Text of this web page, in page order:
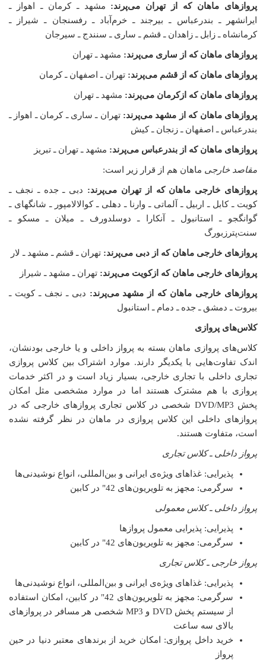
پروازهای ماهان که از تهران می‌پرند: مشهد ـ کرمان ـ اهواز ـ
ایرانشهر ـ بندرعباس ـ بیرجند ـ خرم‌آباد ـ رفسنجان ـ شیراز ـ
کرمانشاه ـ زابل ـ زاهدان ـ قشم ـ ساری ـ سنندج ـ سیرجان
پروازهای ماهان که از ساری می‌پرند: مشهد ـ تهران
پروازهای ماهان که از قشم می‌پرند: تهران ـ اصفهان ـ کرمان
پروازهای ماهان که ازکرمان می‌پرند: مشهد ـ تهران
پروازهای ماهان که از مشهد می‌پرند: تهران ـ ساری ـ کرمان ـ اهواز ـ
بندرعباس ـ اصفهان ـ زنجان ـ کیش
پروازهای ماهان که از بندرعباس می‌پرند: مشهد ـ تهران ـ تبریز
مقاصد خارجی ماهان هم از قرار زیر است:
پروازهای خارجی ماهان که از تهران می‌پرند: دبی ـ جده ـ نجف ـ
کویت ـ کابل ـ اربیل ـ آلماتی ـ وارنا ـ دهلی ـ کوالالامپور ـ شانگهای ـ
گوانگجو ـ استانبول ـ آنکارا ـ دوسلدورف ـ میلان ـ مسکو ـ
سنت‌پترزبورگ
پروازهای خارجی ماهان که از دبی می‌پرند: تهران ـ قشم ـ مشهد ـ لار
پروازهای خارجی ماهان که ازکویت می‌پرند: تهران ـ مشهد ـ شیراز
پروازهای خارجی ماهان که از مشهد می‌پرند: دبی ـ نجف ـ کویت ـ
بیروت ـ دمشق ـ جده ـ دمام ـ استانبول
کلاس‌های پروازی
کلاس‌های پروازی ماهان بسته به پرواز داخلی و یا خارجی بودنشان،
اندک تفاوت‌هایی با یکدیگر دارند. موارد اشتراک بین کلاس پروازی
تجاری داخلی با تجاری خارجی، بسیار زیاد است و در اکثر خدمات
پروازی با هم مشترک هستند اما در موارد مشخصی مثل امکان
پخش DVD/MP3 شخصی در کلاس تجاری پروازهای خارجی که در
پروازهای داخلی این کلاس پروازی در ماهان در نظر گرفته نشده
است، متفاوت هستند.
پرواز داخلی ـ کلاس تجاری
پذیرایی: غذاهای ویژه‌ی ایرانی و بین‌المللی، انواع نوشیدنی‌ها
سرگرمی: مجهز به تلویریون‌های 42" در کابین
پرواز داخلی ـ کلاس معمولی
پذیرایی: پذیرایی معمول پروازها
سرگرمی: مجهز به تلویریون‌های 42" در کابین
پرواز خارجی ـ کلاس تجاری
پذیرایی: غذاهای ویژه‌ی ایرانی و بین‌المللی، انواع نوشیدنی‌ها
سرگرمی: مجهز به تلویریون‌های 42" در کابین، امکان استفاده
از سیستم پخشDVD و MP3 شخصی هر مسافر در پروازهای
بالای سه ساعت
خرید داخل پروازی: امکان خرید از برندهای معتبر دنیا در حین
پرواز